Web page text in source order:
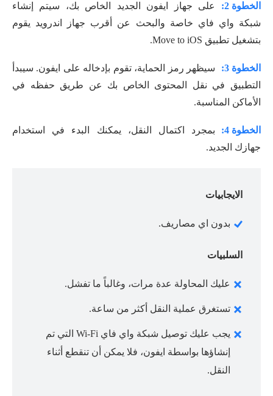
الخطوة 2:
على جهاز ايفون الجديد الخاص بك، سيتم إنشاء
شبكة واي فاي خاصة والبحث عن أقرب جهاز اندرويد يقوم
بتشغيل تطبيق Move to iOS.
الخطوة 3:
سيظهر رمز الحماية، تقوم بإدخاله على ايفون. سيبدأ
التطبيق في نقل المحتوى الخاص بك عن طريق حفظه في
الأماكن المناسبة.
الخطوة 4:
بمجرد اكتمال النقل، يمكنك البدء في استخدام
جهازك الجديد.
الايجابيات
بدون اي مصاريف.
السلبيات
عليك المحاولة عدة مرات، وغالباً ما تفشل.
تستغرق عملية النقل أكثر من ساعة.
يجب عليك توصيل شبكة واي فاي Wi-Fi التي تم
إنشاؤها بواسطة ايفون، فلا يمكن أن تنقطع أثناء
النقل.